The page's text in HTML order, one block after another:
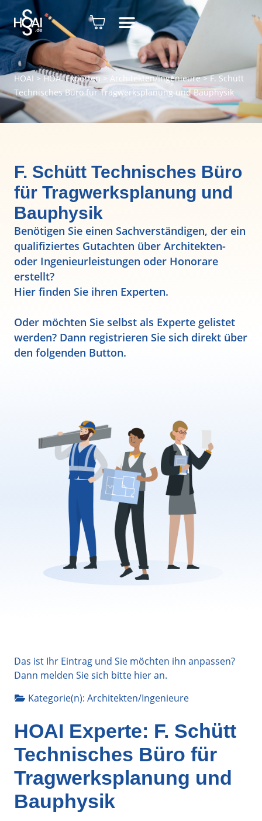
HOAI > HOAI Experten> Architekten/Ingenieure>F. Schütt
Technisches Büro für Tragwerksplanung und Bauphysik
F. Schütt Technisches Büro
für Tragwerksplanung und
Bauphysik
Benötigen Sie einen Sachverständigen, der ein
qualifiziertes Gutachten über Architekten-
oder Ingenieurleistungen oder Honorare
erstellt?
Hier finden Sie ihren Experten.
Oder möchten Sie selbst als Experte gelistet
werden? Dann registrieren Sie sich direkt über
den folgenden Button.
Das ist Ihr Eintrag und Sie möchten ihn anpassen?
Dann melden Sie sich bitte hieran.
Kategorie(n): Architekten/Ingenieure
HOAI Experte: F. Schütt
Technisches Büro für
Tragwerksplanung und
Bauphysik